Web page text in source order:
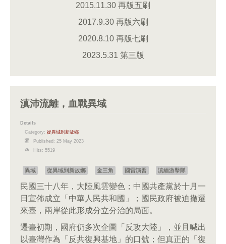
2015.11.30 再版五刷
2017.9.30 再版六刷
2020.8.10 再版七刷
2023.5.31 第三版
滇沛流離，血戰異域
Details
Category: 從異域到新故鄉
Published: 25 May 2023
Hits: 5519
異域 從異域到新故鄉 金三角 國雷演習 滇緬游擊隊
民國三十八年，大陸風雲變色；中國共產黨於十月一
日宣佈成立「中華人民共和國」；國民政府被迫撤遷
來臺，兩岸從此形成分立分治的局面。
遷臺初期，國府仍多次企圖「反攻大陸」，並且喊出
以臺灣作為「反共復興基地」的口號；但真正的「復